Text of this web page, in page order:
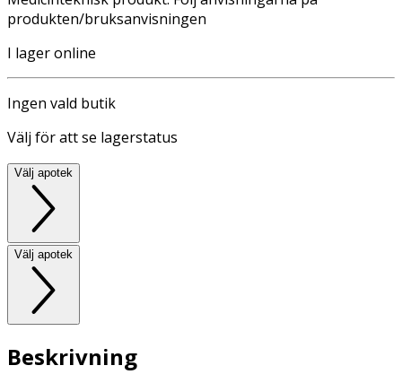
produkten/bruksanvisningen
I lager online
Ingen vald butik
Välj för att se lagerstatus
Välj apotek
Välj apotek
Beskrivning